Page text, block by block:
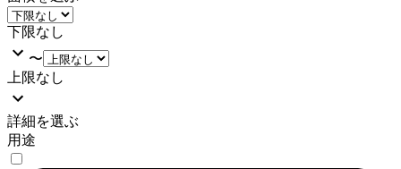
下限なし
〜
上限なし
詳細を選ぶ
用途